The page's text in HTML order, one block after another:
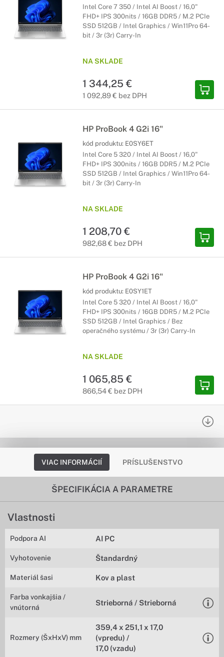
Intel Core 7 350 / Intel AI Boost / 16,0"
FHD+ IPS 300nits / 16GB DDR5 / M.2 PCIe
SSD 512GB / Intel Graphics / Win11Pro 64-
bit / 3r (3r) Carry-In
NA SKLADE
1 344,25 €
1 092,89 € bez DPH
HP ProBook 4 G2i 16"
kód produktu: E0SY6ET
Intel Core 5 320 / Intel AI Boost / 16,0"
FHD+ IPS 300nits / 16GB DDR5 / M.2 PCIe
SSD 512GB / Intel Graphics / Win11Pro 64-
bit / 3r (3r) Carry-In
NA SKLADE
1 208,70 €
982,68 € bez DPH
HP ProBook 4 G2i 16"
kód produktu: E0SY1ET
Intel Core 5 320 / Intel AI Boost / 16,0"
FHD+ IPS 300nits / 16GB DDR5 / M.2 PCIe
SSD 512GB / Intel Graphics / Bez
operačného systému / 3r (3r) Carry-In
NA SKLADE
1 065,85 €
866,54 € bez DPH
VIAC INFORMÁCIÍ PRÍSLUŠENSTVO
ŠPECIFIKÁCIA A PARAMETRE
Vlastnosti
Podpora AI AI PC
Vyhotovenie Štandardný
Materiál šasi Kov a plast
Farba vonkajšia /
vnútorná
Strieborná / Strieborná
Rozmery (ŠxHxV) mm
359,4 x 251,1 x 17,0
(vpredu) /
17,0 (vzadu)